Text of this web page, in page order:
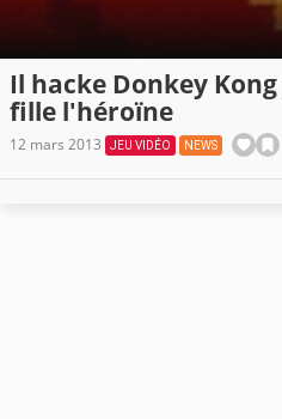
Il hacke Donkey
fille l'héroïne
12 mars 2013 JEU VIDÉO NEWS